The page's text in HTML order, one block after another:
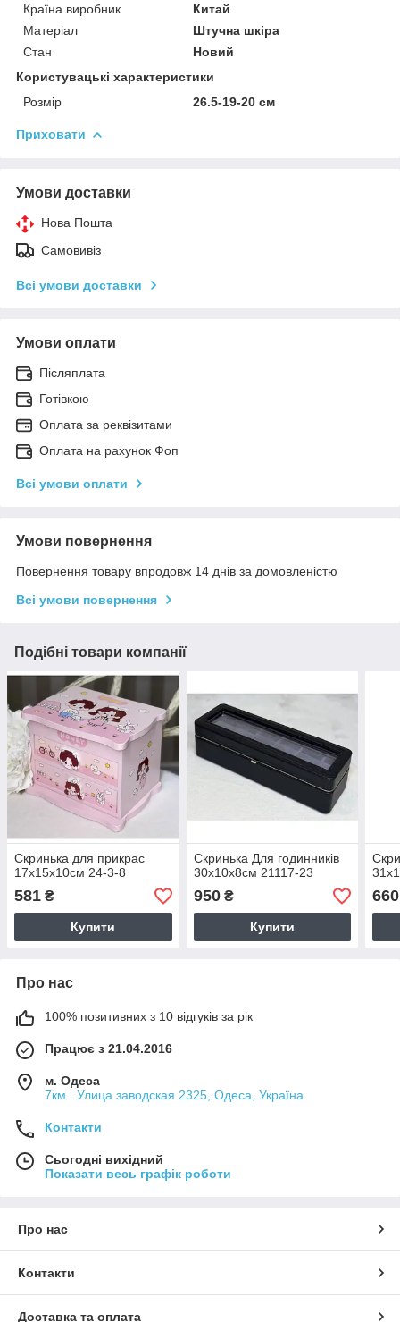
Країна виробник
Китай
Матеріал
Штучна шкіра
Стан
Новий
Користувацькі характеристики
Розмір
26.5-19-20 см
Приховати
Умови доставки
Нова Пошта
Самовивіз
Всі умови доставки
Умови оплати
Післяплата
Готівкою
Оплата за реквізитами
Оплата на рахунок Фоп
Всі умови оплати
Умови повернення
Повернення товару впродовж 14 днів за домовленістю
Всі умови повернення
Подібні товари компанії
Скринька для прикрас
17х15х10см 24-3-8
581 ₴
Купити
Скринька Для годинників
30х10х8см 21117-23
950₴
Купити
660
Про нас
100% позитивних з 10 відгуків за рік
Працює з 21.04.2016
м. Одеса
7км . Улица заводская 2325, Одеса, Україна
Контакти
Сьогодні вихідний
Показати весь графік роботи
Про нас
Контакти
Доставка та оплата